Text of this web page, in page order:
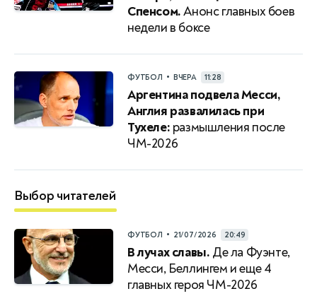
Спенсом.Анонс главных боев
недели в боксе
ФУТБОЛ • ВЧЕРА 11:28
Аргентина подвела Месси,
Англия развалилась при
Тухеле: размышления после
ЧМ-2026
Выбор читателей
ФУТБОЛ • 21/07/2026 20:49
В лучах славы. Де ла Фуэнте,
Месси, Беллингем и еще 4
главных героя ЧМ-2026